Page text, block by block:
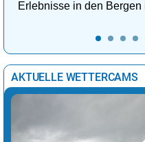
Erlebnisse in den
AKTUELLE WETTERCAMS